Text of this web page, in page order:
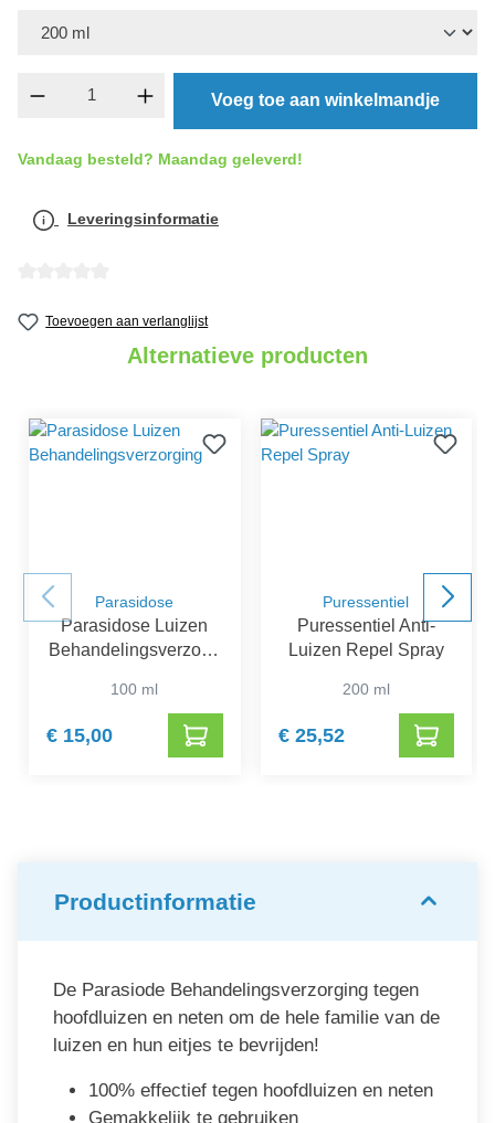
Producthoeveelheid: Voer de gewenste
Voeg toe aan winkelmandje
Vandaag besteld? Maandag geleverd!
Leveringsinformatie
Toevoegen aan verlanglijst
Alternatieve producten
Parasidose
Parasidose Luizen
Behandelingsverzorgi
100 ml
€ 15,00
Puressentiel
Puressentiel Anti-
Luizen Repel Spray
200 ml
€ 25,52
Productinformatie
De Parasiode Behandelingsverzorging tegen
hoofdluizen en neten om de hele familie van de
luizen en hun eitjes te bevrijden!
100% effectief tegen hoofdluizen en neten
Gemakkelijk te gebruiken